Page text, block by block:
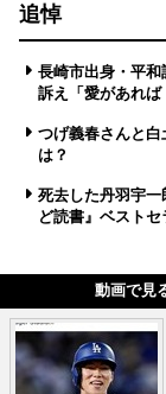
追悼
長崎市出身・平
訴え「愛があれ
つげ義春さんと
は？
死去した丹羽宇
ど読書』ベストセ
動画で見